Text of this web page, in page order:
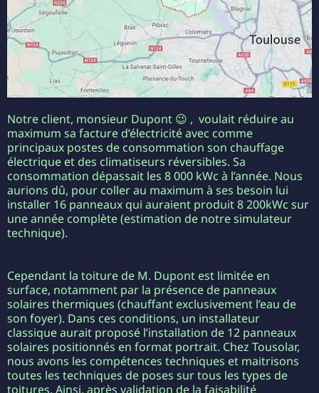
Notre client, monsieur Dupont 😉 , voulait réduire au
maximum sa facture d’électricité avec comme
principaux postes de consommation son chauffage
électrique et des climatiseurs réversibles. Sa
consommation dépassait les 8 000 kWc à l’année. Nous
aurions dû, pour coller au maximum à ses besoin lui
installer 16 panneaux qui auraient produit 8 200kWc sur
une année complète (estimation de notre simulateur
technique).
Cependant la toiture de M. Dupont est limitée en
surface, notamment par la présence de panneaux
solaires thermiques (chauffant exclusivement l’eau de
son foyer). Dans ces conditions, un installateur
classique aurait proposé l’installation de 12 panneaux
solaires positionnés en format portrait. Chez Tousolar,
nous avons les compétences techniques et maitrisons
toutes les techniques de poses sur tous les types de
toitures. Ainsi, après validation de la faisabilité